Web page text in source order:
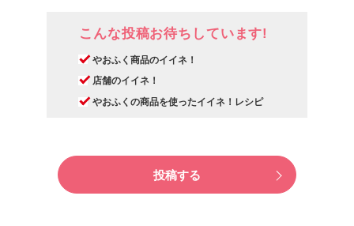
こんな投稿お待ちしています!
やおふく商品のイイネ！
店舗のイイネ！
やおふくの商品を使ったイイネ！レシピ
投稿する